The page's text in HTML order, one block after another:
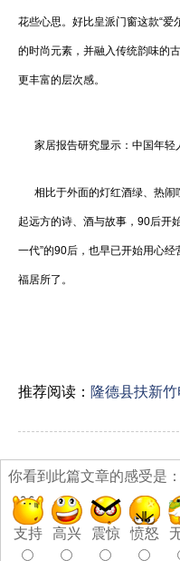
花些心思。好比皇派门窗这款“爱
的时尚元素，并融入传统韵味的
更丰富的层次感。
家居报告研究显示：中国年轻
相比于外面的灯红酒绿、热闹
起远方的诗、酒与故事，90后开
一代”的90后，也早已开始用心
福居所了。
推荐阅读： 隆德县扶新
你看到此篇文章的感受是：
支持 高兴 震惊 愤怒